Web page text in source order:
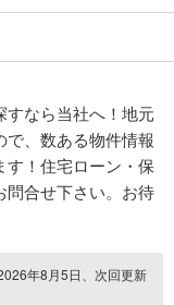
すなら当社へ！地元
で、数ある物件情報
！住宅ローン・保
問合せ下さい。お待
年8月5日、次回更新